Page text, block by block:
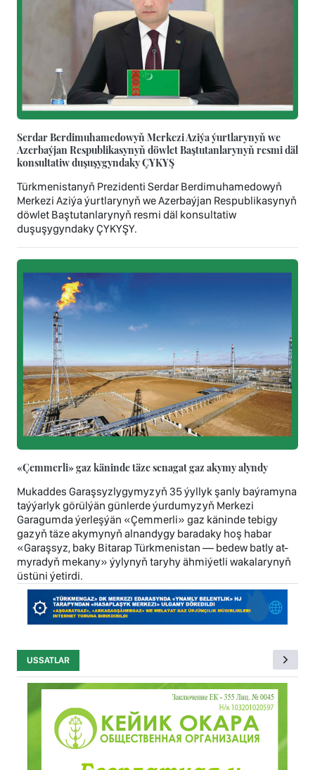
Serdar Berdimuhamedowyň Merkezi Aziýa ýurtlarynyň we
Azerbaýjan Respublikasynyň döwlet Baştutanlarynyň resmi däl
konsultatiw duşuşygyndaky ÇYKYŞ
Türkmenistanyň Prezidenti Serdar Berdimuhamedowyň
Merkezi Aziýa ýurtlarynyň we Azerbaýjan Respublikasynyň
döwlet Baştutanlarynyň resmi däl konsultatiw
duşuşygyndaky ÇYKYŞY.
«Çemmerli» gaz käninde täze senagat gaz akymy alyndy
Mukaddes Garaşsyzlygymyzyň 35 ýyllyk şanly baýramyna
taýýarlyk görülýän günlerde ýurdumyzyň Merkezi
Garagumda ýerleşýän «Çemmerli» gaz käninde tebigy
gazyň täze akymynyň alnandygy baradaky hoş habar
«Garaşsyz, baky Bitarap Türkmenistan — bedew batly at-
myradyň mekany» ýylynyň taryhy ähmiýetli wakalarynyň
üstüni ýetirdi.
USSATLAR